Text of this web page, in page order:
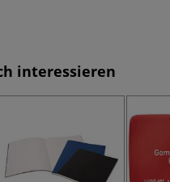
interessieren